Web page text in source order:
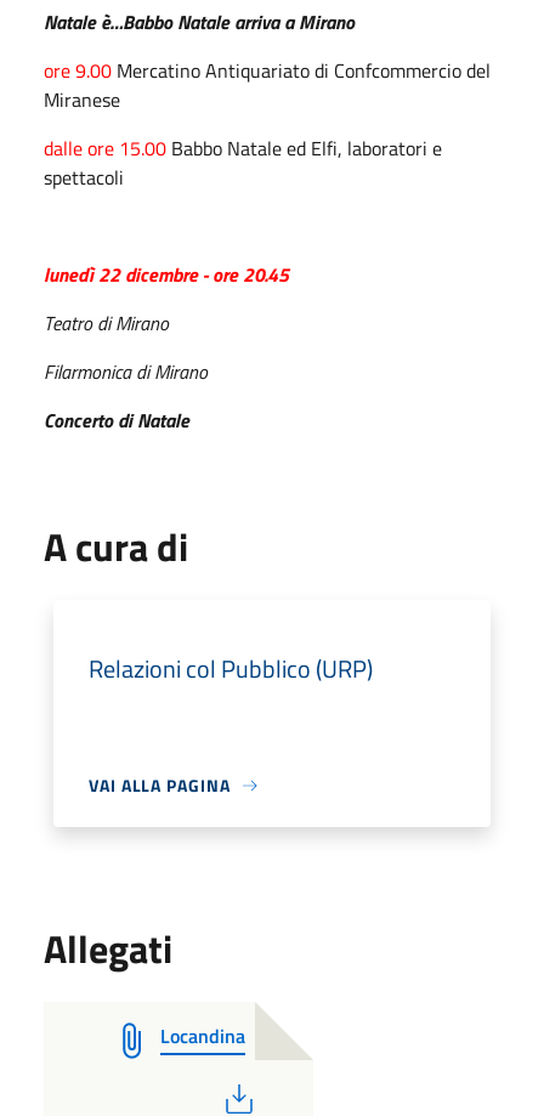
Natale è…Babbo Natale arriva a Mirano
ore 9.00 Mercatino Antiquariato di Confcommercio del
Miranese
dalle ore 15.00 Babbo Natale ed Elfi, laboratori e
spettacoli
lunedì 22 dicembre - ore 20.45
Teatro di Mirano
Filarmonica di Mirano
Concerto di Natale
A cura di
Relazioni col Pubblico (URP)
VAI ALLA PAGINA
Allegati
Locandina